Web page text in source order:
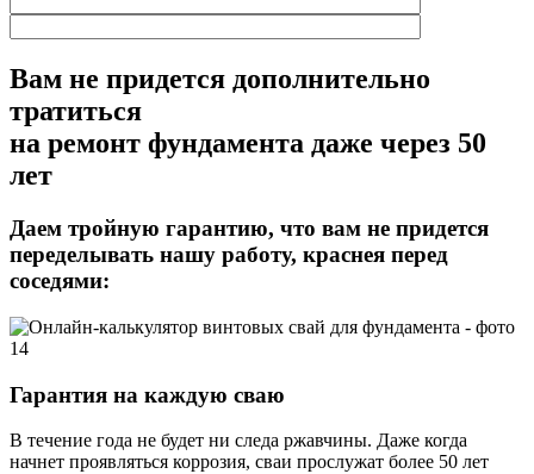
Вам не придется дополнительно
тратиться
на ремонт фундамента даже через 50
лет
Даем тройную гарантию, что вам не придется
переделывать нашу работу, краснея перед
соседями:
Гарантия на каждую сваю
В течение года не будет ни следа ржавчины. Даже когда
начнет проявляться коррозия, сваи прослужат более 50 лет